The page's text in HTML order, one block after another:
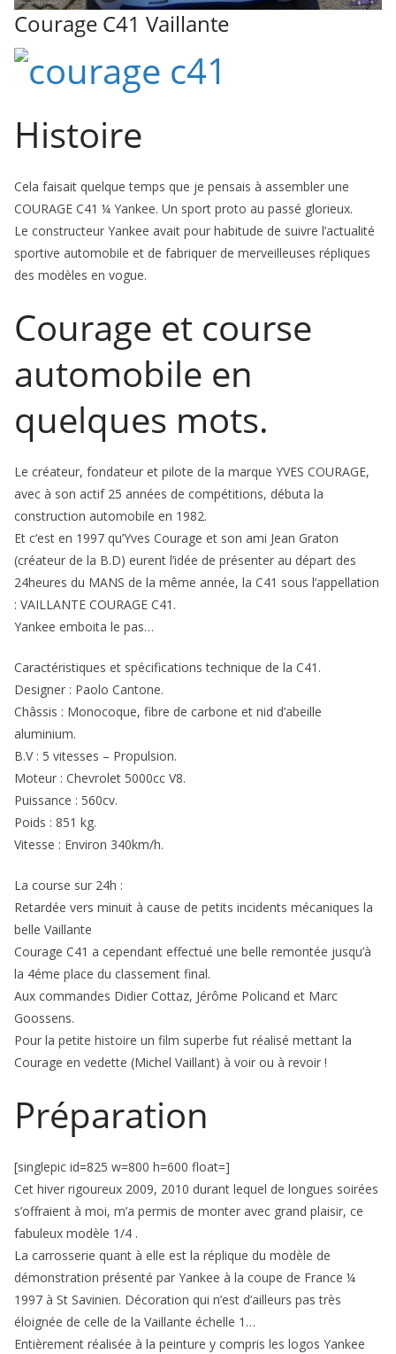
Courage C41 Vaillante
Histoire
Cela faisait quelque temps que je pensais à assembler une
COURAGE C41 ¼ Yankee. Un sport proto au passé glorieux.
Le constructeur Yankee avait pour habitude de suivre l’actualité
sportive automobile et de fabriquer de merveilleuses répliques
des modèles en vogue.
Courage et course
automobile en
quelques mots.
Le créateur, fondateur et pilote de la marque YVES COURAGE,
avec à son actif 25 années de compétitions, débuta la
construction automobile en 1982.
Et c’est en 1997 qu’Yves Courage et son ami Jean Graton
(créateur de la B.D) eurent l’idée de présenter au départ des
24heures du MANS de la même année, la C41 sous l’appellation
: VAILLANTE COURAGE C41.
Yankee emboita le pas…
Caractéristiques et spécifications technique de la C41.
Designer : Paolo Cantone.
Châssis : Monocoque, fibre de carbone et nid d’abeille
aluminium.
B.V : 5 vitesses – Propulsion.
Moteur : Chevrolet 5000cc V8.
Puissance : 560cv.
Poids : 851 kg.
Vitesse : Environ 340km/h.
La course sur 24h :
Retardée vers minuit à cause de petits incidents mécaniques la
belle Vaillante
Courage C41 a cependant effectué une belle remontée jusqu’à
la 4éme place du classement final.
Aux commandes Didier Cottaz, Jérôme Policand et Marc
Goossens.
Pour la petite histoire un film superbe fut réalisé mettant la
Courage en vedette (Michel Vaillant) à voir ou à revoir !
Préparation
[singlepic id=825 w=800 h=600 float=]
Cet hiver rigoureux 2009, 2010 durant lequel de longues soirées
s’offraient à moi, m’a permis de monter avec grand plaisir, ce
fabuleux modèle 1/4 .
La carrosserie quant à elle est la réplique du modèle de
démonstration présenté par Yankee à la coupe de France ¼
1997 à St Savinien. Décoration qui n’est d’ailleurs pas très
éloignée de celle de la Vaillante échelle 1…
Entièrement réalisée à la peinture y compris les logos Yankee